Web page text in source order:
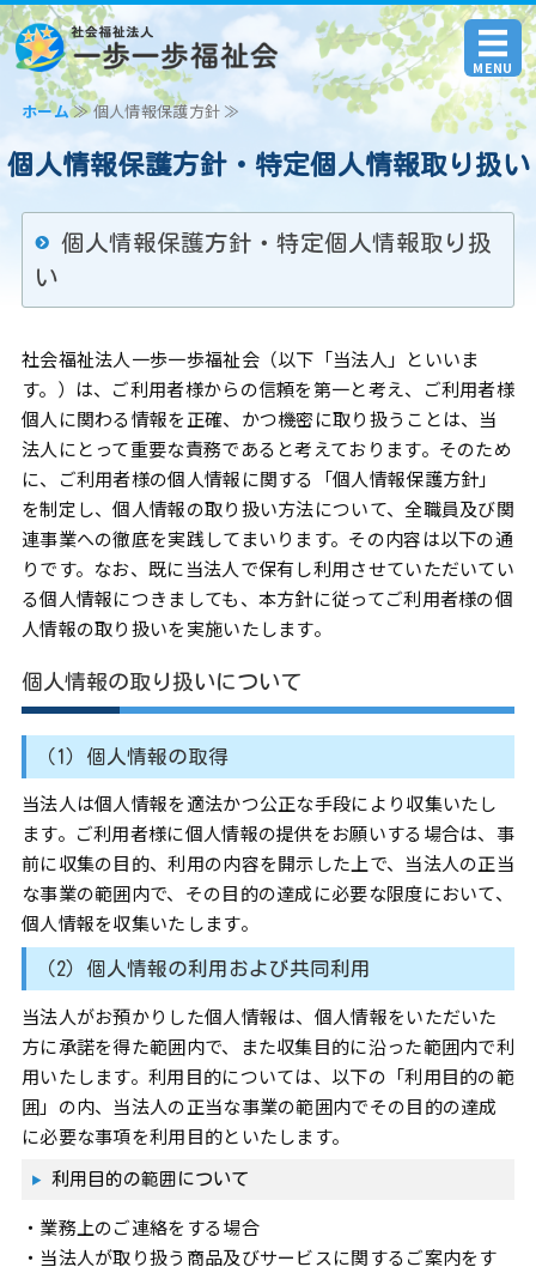
社会福祉法人 一歩一歩福
MENU
ホーム
法人案内
交通アクセス
ホーム≫ 個人情報保護方針 ≫
個人情報保護方針・特定個人情報取り扱い
個人情報保護方針・特定個人情報取り扱
い
社会福祉法人一歩一歩福祉会（以下「当法人」といいま
す。）は、ご利用者様からの信頼を第一と考え、ご利用者様
個人に関わる情報を正確、かつ機密に取り扱うことは、当
法人にとって重要な責務であると考えております。そのため
に、ご利用者様の個人情報に関する「個人情報保護方針」
を制定し、個人情報の取り扱い方法について、全職員及び関
連事業への徹底を実践してまいります。その内容は以下の通
りです。なお、既に当法人で保有し利用させていただいてい
る個人情報につきましても、本方針に従ってご利用者様の個
人情報の取り扱いを実施いたします。
個人情報の取り扱いについて
（1）個人情報の取得
当法人は個人情報を適法かつ公正な手段により収集いたし
ます。ご利用者様に個人情報の提供をお願いする場合は、事
前に収集の目的、利用の内容を開示した上で、当法人の正当
な事業の範囲内で、その目的の達成に必要な限度において、
個人情報を収集いたします。
（2）個人情報の利用および共同利用
当法人がお預かりした個人情報は、個人情報をいただいた
方に承諾を得た範囲内で、また収集目的に沿った範囲内で利
用いたします。利用目的については、以下の「利用目的の範
囲」の内、当法人の正当な事業の範囲内でその目的の達成
に必要な事項を利用目的といたします。
利用目的の範囲について
・業務上のご連絡をする場合
・当法人が取り扱う商品及びサービスに関するご案内をす